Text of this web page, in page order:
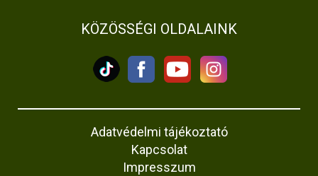
KÖZÖSSÉGI OLDALAINK
Adatvédelmi tájékoztató
Kapcsolat
Impresszum